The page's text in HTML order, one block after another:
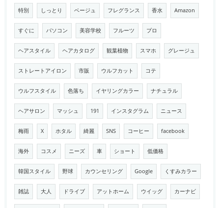
特別 しっとり ベージュ フレグランス 香水 Amazon
すぐに パソコン 美容学校 フルーツ プロ
ヘアスタイル ヘアカタログ 観葉植物 スマホ グレージュ
ストレートアイロン 市販 ウルフカット コテ
ウルフスタイル 色落ち イヤリングカラー ナチュラル
ヘアサロン マッシュ 191 インスタグラム ニュース
梅雨 X ホタル 綺麗 SNS コーヒー facebook
海外 コスメ ニーズ 車 ショート 低価格
韓国スタイル 野球 カウンセリング Google くすみカラー
雑誌 大人 ドライブ アットホーム ウイッグ カーナビ